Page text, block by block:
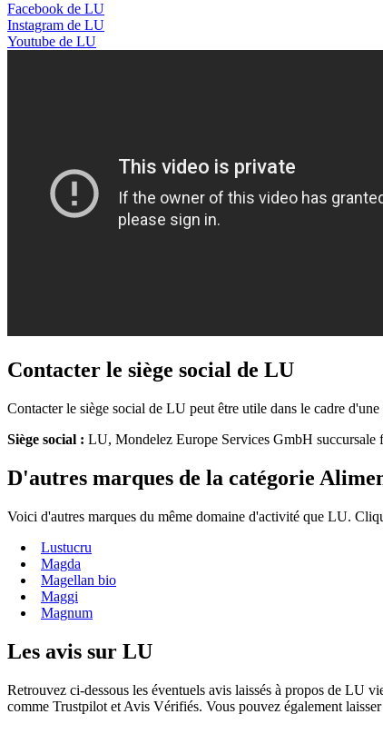
Facebook de LU
Instagram de LU
Youtube de LU
Contacter le siège social de LU
Contacter le siège social de LU peut être utile dans le cadre
Siège social : LU, Mondelez Europe Services GmbH
D'autres marques de la catégorie
Voici d'autres marques du même domaine d'activité que LU.
Lustucru
Magda
Magellan bio
Maggi
Magnum
Les avis sur LU
Retrouvez ci-dessous les éventuels avis laissés à propos de LU
comme Trustpilot et Avis Vérifiés. Vous pouvez également